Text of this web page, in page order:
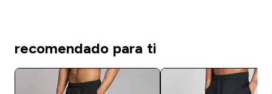
recomendado para ti